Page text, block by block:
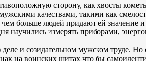
сторону, как хвосты
качествами, такими как
больше людей придают ей значение и
научились измерять приборами,
и созидательном мужском труде. Но
на воинских щитах что бы